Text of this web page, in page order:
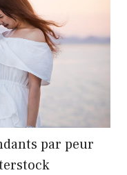
par peur